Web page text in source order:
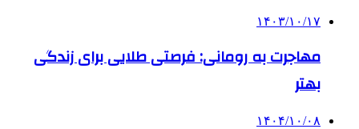
۱۴۰۳/۱۰/۱۷
مهاجرت به رومانی: فرصتی طلایی برای زندگی
بهتر
۱۴۰۴/۱۰/۰۸